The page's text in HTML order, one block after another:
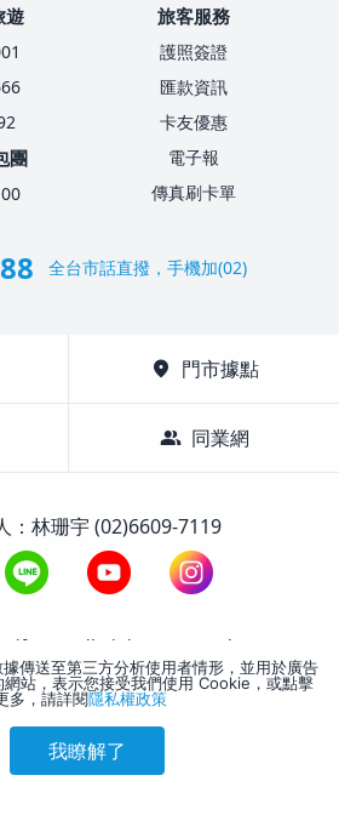
刷卡優惠 會員訂購
遊
團
旅客服務
護照簽證
匯款資訊
卡友優惠
電子報
傳真刷卡單
全台市話直撥，手機加(02)
location_on 門市據點
group 同業網
：林珊宇 (02)6609-7119
Lifetour All Rights Reserved.
傳送至第三方分析使用者情形，並用於廣告
站，表示您接受我們使用 Cookie，或點擊
多，請詳閱隱私權政策
我瞭解了